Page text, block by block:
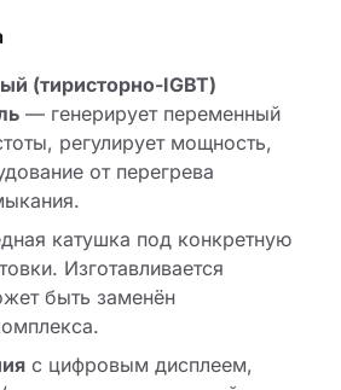
(тиристорно-IGBT)
— генерирует переменный
регулирует мощность,
от перегрева
катушка под конкретную
Изготавливается
быть заменён
с цифровым дисплеем,